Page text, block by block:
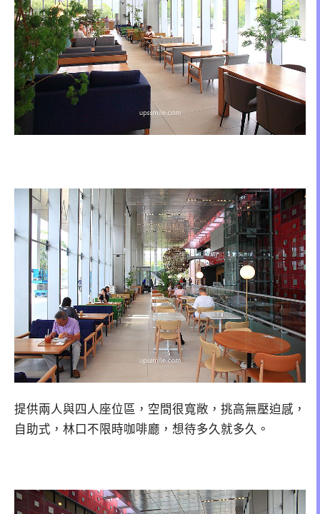
提供兩人與四人座位區，空間很寬敞，挑高無壓迫感，
自助式，林口不限時咖啡廳，想待多久就多久。